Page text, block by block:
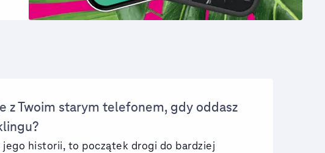
z Twoim starym telefonem, gdy oddasz
jego historii, to początek drogi do bardziej